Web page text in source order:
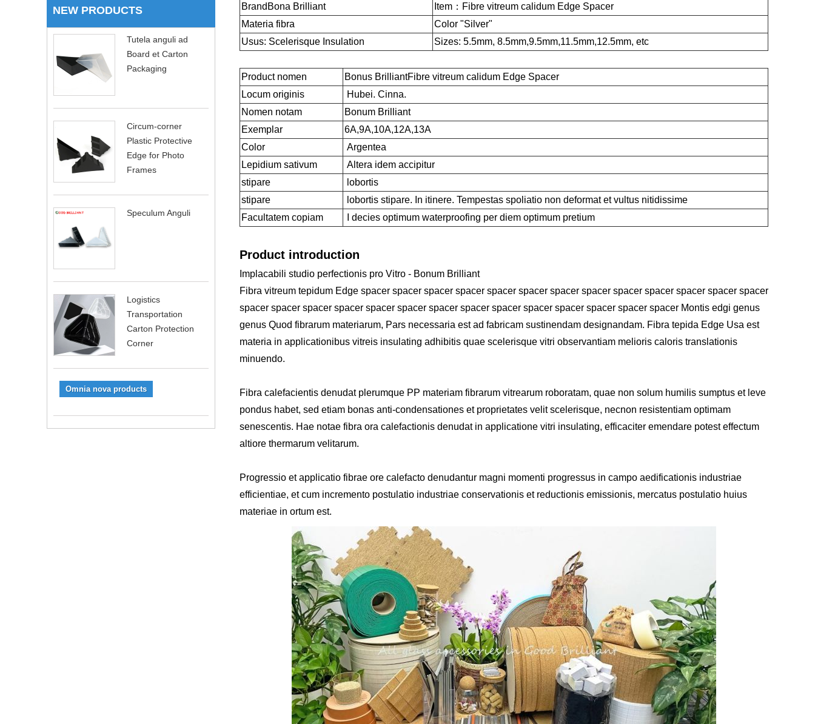
NEW PRODUCTS
Tutela anguli ad
Board et Carton
Packaging
Circum-corner
Plastic Protective
Edge for Photo
Frames
Speculum Anguli
Logistics
Transportation
Carton Protection
Corner
Omnia nova products
BrandBona Brilliant
Item：Fibre vitreum calidum Edge Spacer
Materia fibra
Color "Silver"
Usus: Scelerisque Insulation
Sizes: 5.5mm, 8.5mm,9.5mm,11.5mm,12.5mm, etc
Product nomen
Bonus BrilliantFibre vitreum calidum Edge Spacer
Locum originis
Hubei. Cinna.
Nomen notam
Bonum Brilliant
Exemplar
6A,9A,10A,12A,13A
Color
Argentea
Lepidium sativum
Altera idem accipitur
stipare
lobortis
stipare
lobortis stipare. In itinere. Tempestas spoliatio non deformat et vultus nitidissime
Facultatem copiam
I decies optimum waterproofing per diem optimum pretium
Product introduction
Implacabili studio perfectionis pro Vitro - Bonum Brilliant
Fibra vitreum tepidum Edge spacer spacer spacer spacer spacer spacer spacer spacer spacer spacer spacer spacer spacer
spacer spacer spacer spacer spacer spacer spacer spacer spacer spacer spacer spacer spacer spacer Montis edgi genus
genus Quod fibrarum materiarum, Pars necessaria est ad fabricam sustinendam designandam. Fibra tepida Edge Usa est
materia in applicationibus vitreis insulating adhibitis quae scelerisque vitri observantiam melioris caloris translationis
minuendo.
Fibra calefacientis denudat plerumque PP materiam fibrarum vitrearum roboratam, quae non solum humilis sumptus et leve
pondus habet, sed etiam bonas anti-condensationes et proprietates velit scelerisque, necnon resistentiam optimam
senescentis. Hae notae fibra ora calefactionis denudat in applicatione vitri insulating, efficaciter emendare potest effectum
altiore thermarum velitarum.
Progressio et applicatio fibrae ore calefacto denudantur magni momenti progressus in campo aedificationis industriae
efficientiae, et cum incremento postulatio industriae conservationis et reductionis emissionis, mercatus postulatio huius
materiae in ortum est.